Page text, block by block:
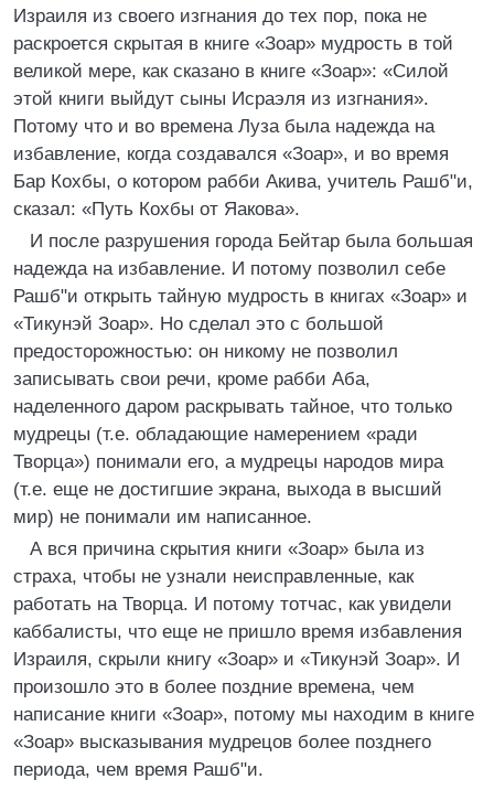
Израиля из своего изгнания до тех пор, пока не
раскроется скрытая в книге «Зоар» мудрость в той
великой мере, как сказано в книге «Зоар»: «Силой
этой книги выйдут сыны Исраэля из изгнания».
Потому что и во времена Луза была надежда на
избавление, когда создавался «Зоар», и во время
Бар Кохбы, о котором рабби Акива, учитель Рашб"и,
сказал: «Путь Кохбы от Яакова».
И после разрушения города Бейтар была большая
надежда на избавление. И потому позволил себе
Рашб"и открыть тайную мудрость в книгах «Зоар» и
«Тикунэй Зоар». Но сделал это с большой
предосторожностью: он никому не позволил
записывать свои речи, кроме рабби Аба,
наделенного даром раскрывать тайное, что только
мудрецы (т.е. обладающие намерением «ради
Творца») понимали его, а мудрецы народов мира
(т.е. еще не достигшие экрана, выхода в высший
мир) не понимали им написанное.
А вся причина скрытия книги «Зоар» была из
страха, чтобы не узнали неисправленные, как
работать на Творца. И потому тотчас, как увидели
каббалисты, что еще не пришло время избавления
Израиля, скрыли книгу «Зоар» и «Тикунэй Зоар». И
произошло это в более поздние времена, чем
написание книги «Зоар», потому мы находим в книге
«Зоар» высказывания мудрецов более позднего
периода, чем время Рашб"и.